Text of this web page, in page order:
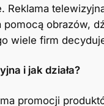
Reklama
pomocą obrazów,
wiele firm
i jak działa?
promocji